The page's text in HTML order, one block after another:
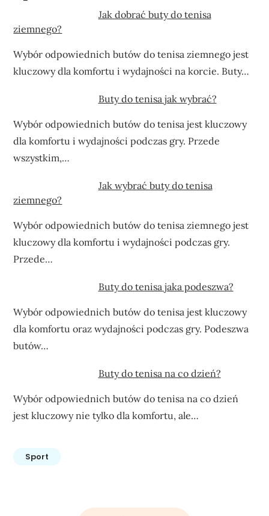
Jak dobrać buty do tenisa
ziemnego?
Wybór odpowiednich butów do tenisa ziemnego jest
kluczowy dla komfortu i wydajności na korcie. Buty…
Buty do tenisa jak wybrać?
Wybór odpowiednich butów do tenisa jest kluczowy
dla komfortu i wydajności podczas gry. Przede
wszystkim,…
Jak wybrać buty do tenisa
ziemnego?
Wybór odpowiednich butów do tenisa ziemnego jest
kluczowy dla komfortu i wydajności podczas gry.
Przede…
Buty do tenisa jaka podeszwa?
Wybór odpowiednich butów do tenisa jest kluczowy
dla komfortu oraz wydajności podczas gry. Podeszwa
butów…
Buty do tenisa na co dzień?
Wybór odpowiednich butów do tenisa na co dzień
jest kluczowy nie tylko dla komfortu, ale…
Sport